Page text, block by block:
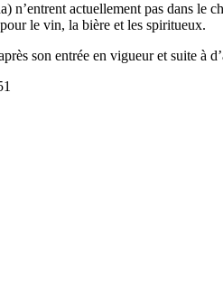
n’entrent actuellement pas dans
le vin, la bière et les spiritueux.
son entrée en vigueur et suite